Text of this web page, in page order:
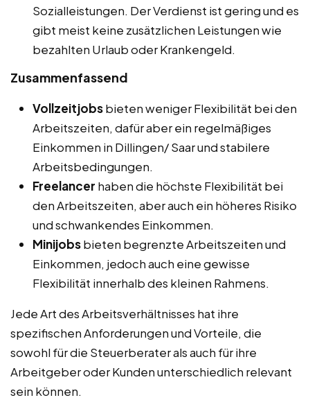
Sozialleistungen. Der Verdienst ist gering und es
gibt meist keine zusätzlichen Leistungen wie
bezahlten Urlaub oder Krankengeld.
Zusammenfassend
Vollzeitjobsbieten weniger Flexibilität bei den
Arbeitszeiten, dafür aber ein regelmäßiges
Einkommen in Dillingen/ Saar und stabilere
Arbeitsbedingungen.
Freelancer haben die höchste Flexibilität bei
den Arbeitszeiten, aber auch ein höheres Risiko
und schwankendes Einkommen.
Minijobsbieten begrenzte Arbeitszeiten und
Einkommen, jedoch auch eine gewisse
Flexibilität innerhalb des kleinen Rahmens.
Jede Art des Arbeitsverhältnisses hat ihre
spezifischen Anforderungen und Vorteile, die
sowohl für die Steuerberater als auch für ihre
Arbeitgeber oder Kunden unterschiedlich relevant
sein können.